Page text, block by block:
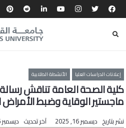
إعلانات الدراسات العليا الأنشطة الطلابية
كلية الصحة العامة تناقش
ماجستير الوقاية وضبط
نشر بتاريخ ديسمبر 16, 2025 آخر تحديث ديسمبر 16, 2025